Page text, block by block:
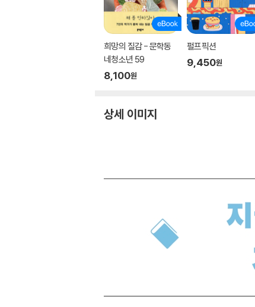
희망의 질감 - 문학동
네청소년 59
8,100원
펄프픽션
9,450원
상세 이미지